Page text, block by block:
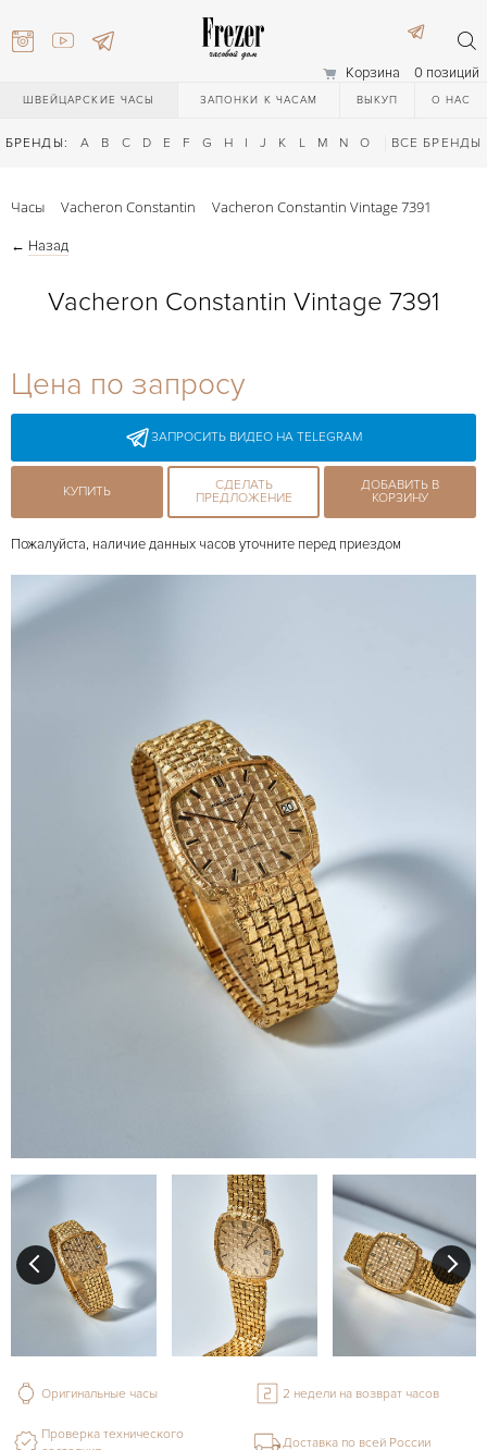
Корзина 0 позиций
ШВЕЙЦАРСКИЕ ЧАСЫ ЗАПОНКИ К ЧАСАМ ВЫКУП О НАС
БРЕНДЫ: A B C D E F G H I J K L M N O Q R S T
ВСЕ БРЕНДЫ
27-44
Часы Vacheron Constantin Vacheron Constantin Vintage 7391
← Назад
Vacheron Constantin Vintage 7391
Цена по запросу
ЗАПРОСИТЬ ВИДЕО НА TELEGRAM
КУПИТЬ
СДЕЛАТЬ
ПРЕДЛОЖЕНИЕ
ДОБАВИТЬ В
КОРЗИНУ
Пожалуйста, наличие данных часов уточните перед приездом
Оригинальные часы 2 недели на возврат часов
Проверка технического
Доставка по всей России